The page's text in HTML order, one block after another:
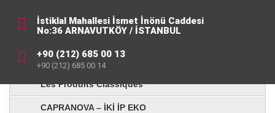
İstiklal Mahallesi İsmet İnönü Caddesi
No:36 ARNAVUTKÖY / İSTANBUL
+90 (212) 685 00 13
+90 (212) 685 00 14
Les Produits Classiques
CAPRANOVA – İKİ İP EKO